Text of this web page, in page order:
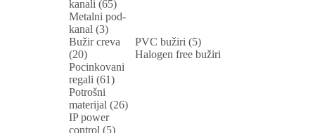
kanali (65)
Metalni pod-
kanal (3)
Bužir creva
(20)
PVC bužiri (5)
Halogen free bužiri
Pocinkovani
regali (61)
Potrošni
materijal (26)
IP power
control (5)